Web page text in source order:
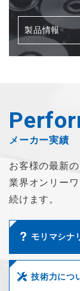
製品情報
メーカー実績
お客様の最新
業界オンリー
続けます。
モリマシナ
技術力につ